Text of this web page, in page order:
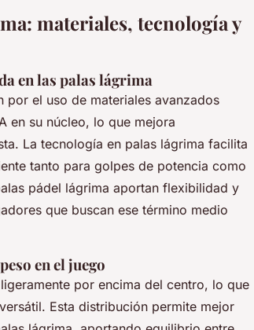
materiales, tecnología y
en las palas lágrima
por el uso de materiales avanzados
en su núcleo, lo que mejora
La tecnología en palas lágrima facilita
tanto para golpes de potencia como
pádel lágrima aportan flexibilidad y
que buscan ese término medio
en el juego
por encima del centro, lo que
Esta distribución permite mejor